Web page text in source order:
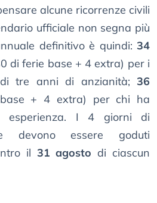
alcune ricorrenze civili
ufficiale non segna più
definitivo è quindi: 34
di ferie base + 4 extra) per i
tre anni di anzianità; 36
+ 4 extra) per chi ha
esperienza. I 4 giorni di
devono essere goduti
il 31 agosto di ciascun